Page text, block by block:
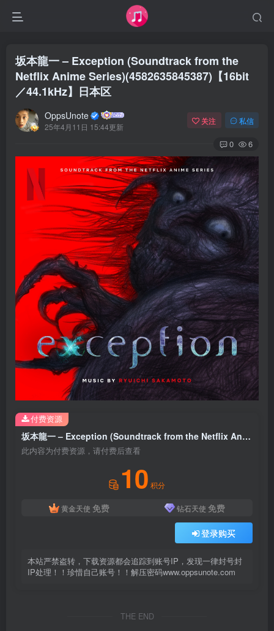
坂本龍一 – Exception (Soundtrack from the
Netflix Anime Series)(4582635845387)【16bit
／44.1kHz】日本区
OppsUnote
25年4月11日 15:44更新
关注 私信
0 6
坂本龍一 – Exception (Soundtrack from the Netflix Anime Series)(4582635845387)【16bit／44.1kHz】日本区
此内容为付费资源，请付费后查看
10 积分
黄金天使 免费 钻石天使 免费
登录购买
本站严禁盗转，下载资源都会追踪到账号IP，发现一律封号封
IP处理！！珍惜自己账号！！解压密码www.oppsunote.com
付费资源
THE END